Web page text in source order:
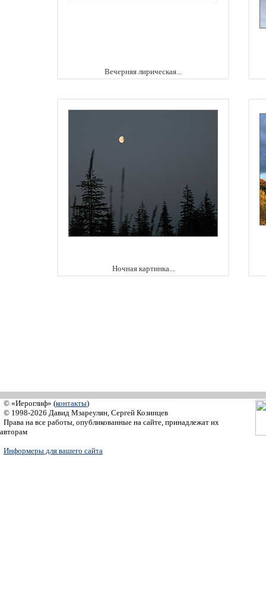
Вечерняя лирическая...
Ночная картинка...
© «Иероглиф» (контакты)
© 1998-2026 Давид Мзареулян, Сергей Козинцев
Права на все работы, опубликованные на сайте, принадлежат их
авторам
Информеры для вашего сайта